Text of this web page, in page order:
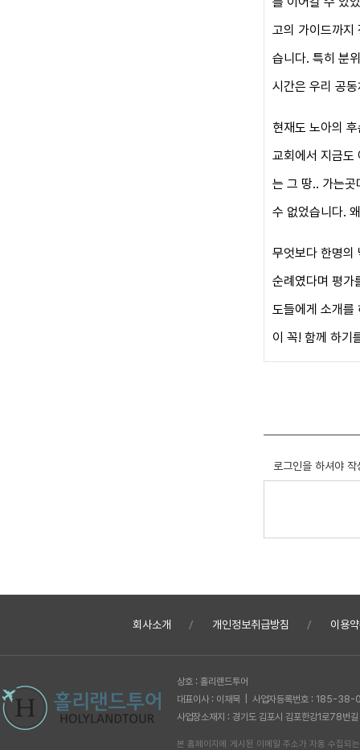
고의 가이드까지
습니다. 특히 분
시간은 우리 공
현재도 노아의
교회에서 지금도
는 그 땅.. 가는
수 없었습니다.
무엇보다 한명의
순례였다며 평가
도들에게 소개를
이 꼭! 함께 하기
로그인을 하셔야
회사소개 개인정보취급방침 이용
상호 : 홀리랜드투어
대표이사 : 이재묵 | 사업자등록번호 : 185-
사업장소재지 : 경기도 김포시 김포한강1
본 홈페이지에 게시된 이메일 주소가 자동 수집되